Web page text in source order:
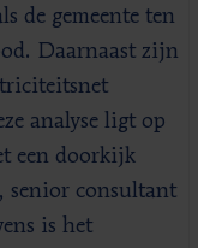
de gemeente ten
Daarnaast zijn
analyse ligt op
een doorkijk
senior consultant
is het